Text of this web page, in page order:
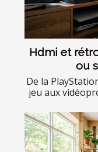
Hdmi et
ou
De la
jeu aux